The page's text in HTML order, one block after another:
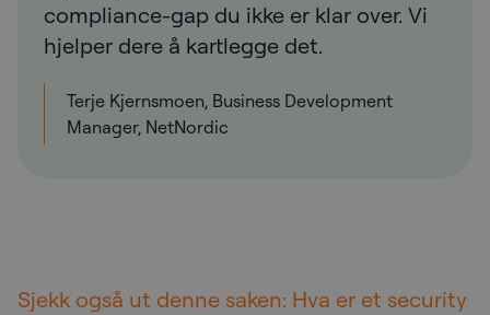
compliance-gap du ikke er klar over. Vi
hjelper dere å kartlegge det.
Terje Kjernsmoen, Business Development
Manager, NetNordic
Sjekk også ut denne saken: Hva er et security